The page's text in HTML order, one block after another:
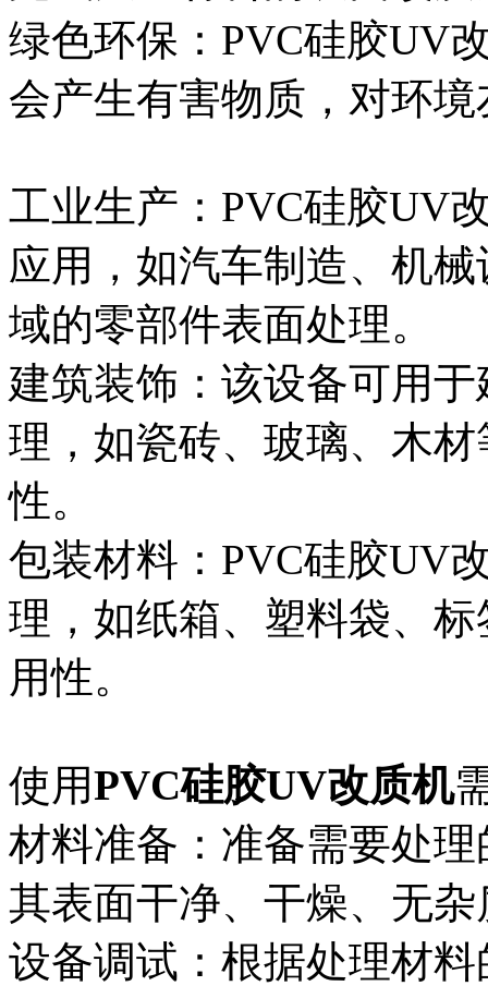
绿色环保：PVC硅胶UV
会产生有害物质，对环
工业生产：PVC硅胶UV
应用，如汽车制造、机
域的零部件表面处理。
建筑装饰：该设备可用
理，如瓷砖、玻璃、木
性。
包装材料：PVC硅胶UV
理，如纸箱、塑料袋、
用性。
使用PVC硅胶UV改质机
材料准备：准备需要处
其表面干净、干燥、无杂
设备调试：根据处理材